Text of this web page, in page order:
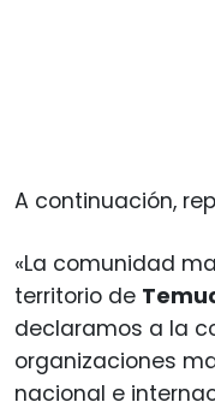
A continuación,
«La comunidad
territorio de
declaramos a la
organizaciones
nacional e